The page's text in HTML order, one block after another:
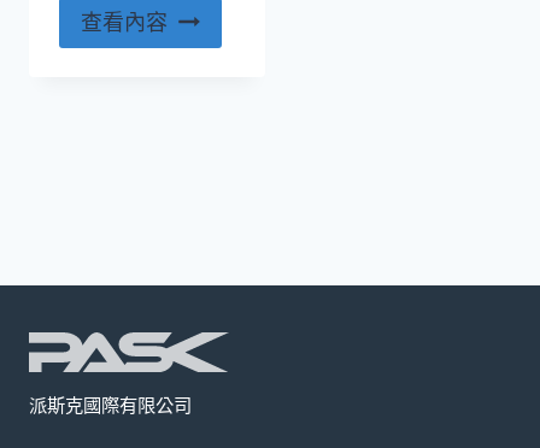
查看內容
派斯克國際有限公司